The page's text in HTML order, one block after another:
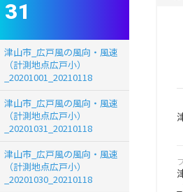
31
津山市_広戸風の風向・風速
（計測地点広戸小）
_20201001_20210118
津山市_広戸風の風向・風速
（計測地点広戸小）
_20201031_20210118
津山市_広戸風の風向・風速
（計測地点広戸小）
_20201030_20210118